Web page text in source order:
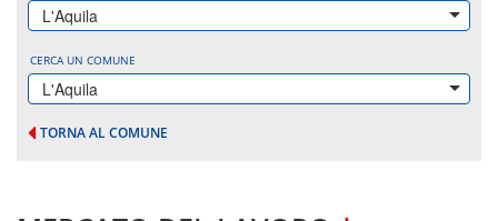
L'Aquila
CERCA UN COMUNE
L'Aquila
TORNA AL COMUNE